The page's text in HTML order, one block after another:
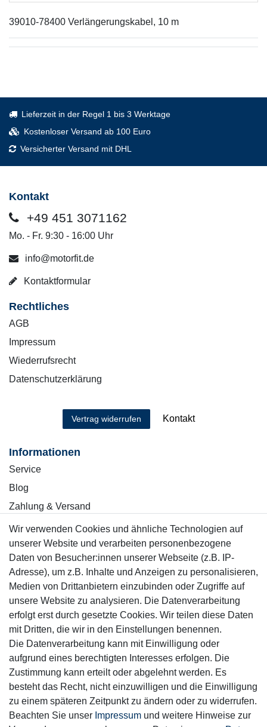
39010-78400 Verlängerungskabel, 10 m
Lieferzeit in der Regel 1 bis 3 Werktage
Kostenloser Versand ab 100 Euro
Versicherter Versand mit DHL
Kontakt
+49 451 3071162
Mo. - Fr. 9:30 - 16:00 Uhr
info@motorfit.de
Kontaktformular
Rechtliches
AGB
Impressum
Wiederrufsrecht
Datenschutzerklärung
Vertrag widerrufen Kontakt
Informationen
Service
Blog
Zahlung & Versand
Sicher einkaufen
Mitglied
Motor-Fit
© Copyright 2026 | Alle Rechte vorbehalten.
Wir verwenden Cookies und ähnliche Technologien auf
unserer Website und verarbeiten personenbezogene
Daten von Besucher:innen unserer Webseite (z.B. IP-
Adresse), um z.B. Inhalte und Anzeigen zu personalisieren,
Medien von Drittanbietern einzubinden oder Zugriffe auf
unsere Website zu analysieren. Die Datenverarbeitung
erfolgt erst durch gesetzte Cookies. Wir teilen diese Daten
mit Dritten, die wir in den Einstellungen benennen.
Die Datenverarbeitung kann mit Einwilligung oder
aufgrund eines berechtigten Interesses erfolgen. Die
Zustimmung kann erteilt oder abgelehnt werden. Es
besteht das Recht, nicht einzuwilligen und die Einwilligung
zu einem späteren Zeitpunkt zu ändern oder zu widerrufen.
Beachten Sie unser Impressum und weitere Hinweise zur